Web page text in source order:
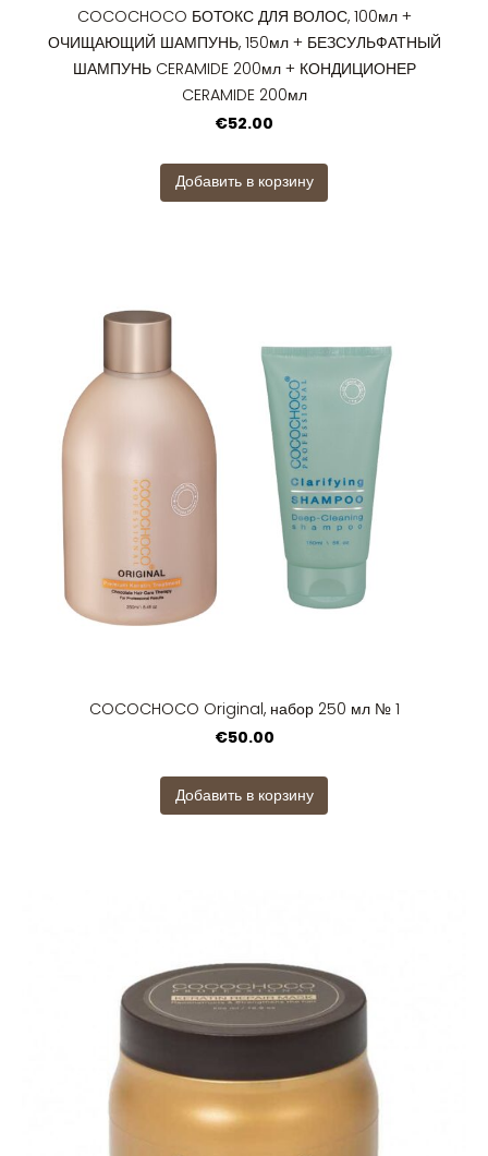
COCOCHOCO БОТОКС ДЛЯ ВОЛОС, 100мл +
ОЧИЩАЮЩИЙ ШАМПУНЬ, 150мл + БЕЗСУЛЬФАТНЫЙ
ШАМПУНЬ CERAMIDE 200мл + КОНДИЦИОНЕР
CERAMIDE 200мл
€52.00
Добавить в корзину
COCOCHOCO Original, набор 250 мл № 1
€50.00
Добавить в корзину